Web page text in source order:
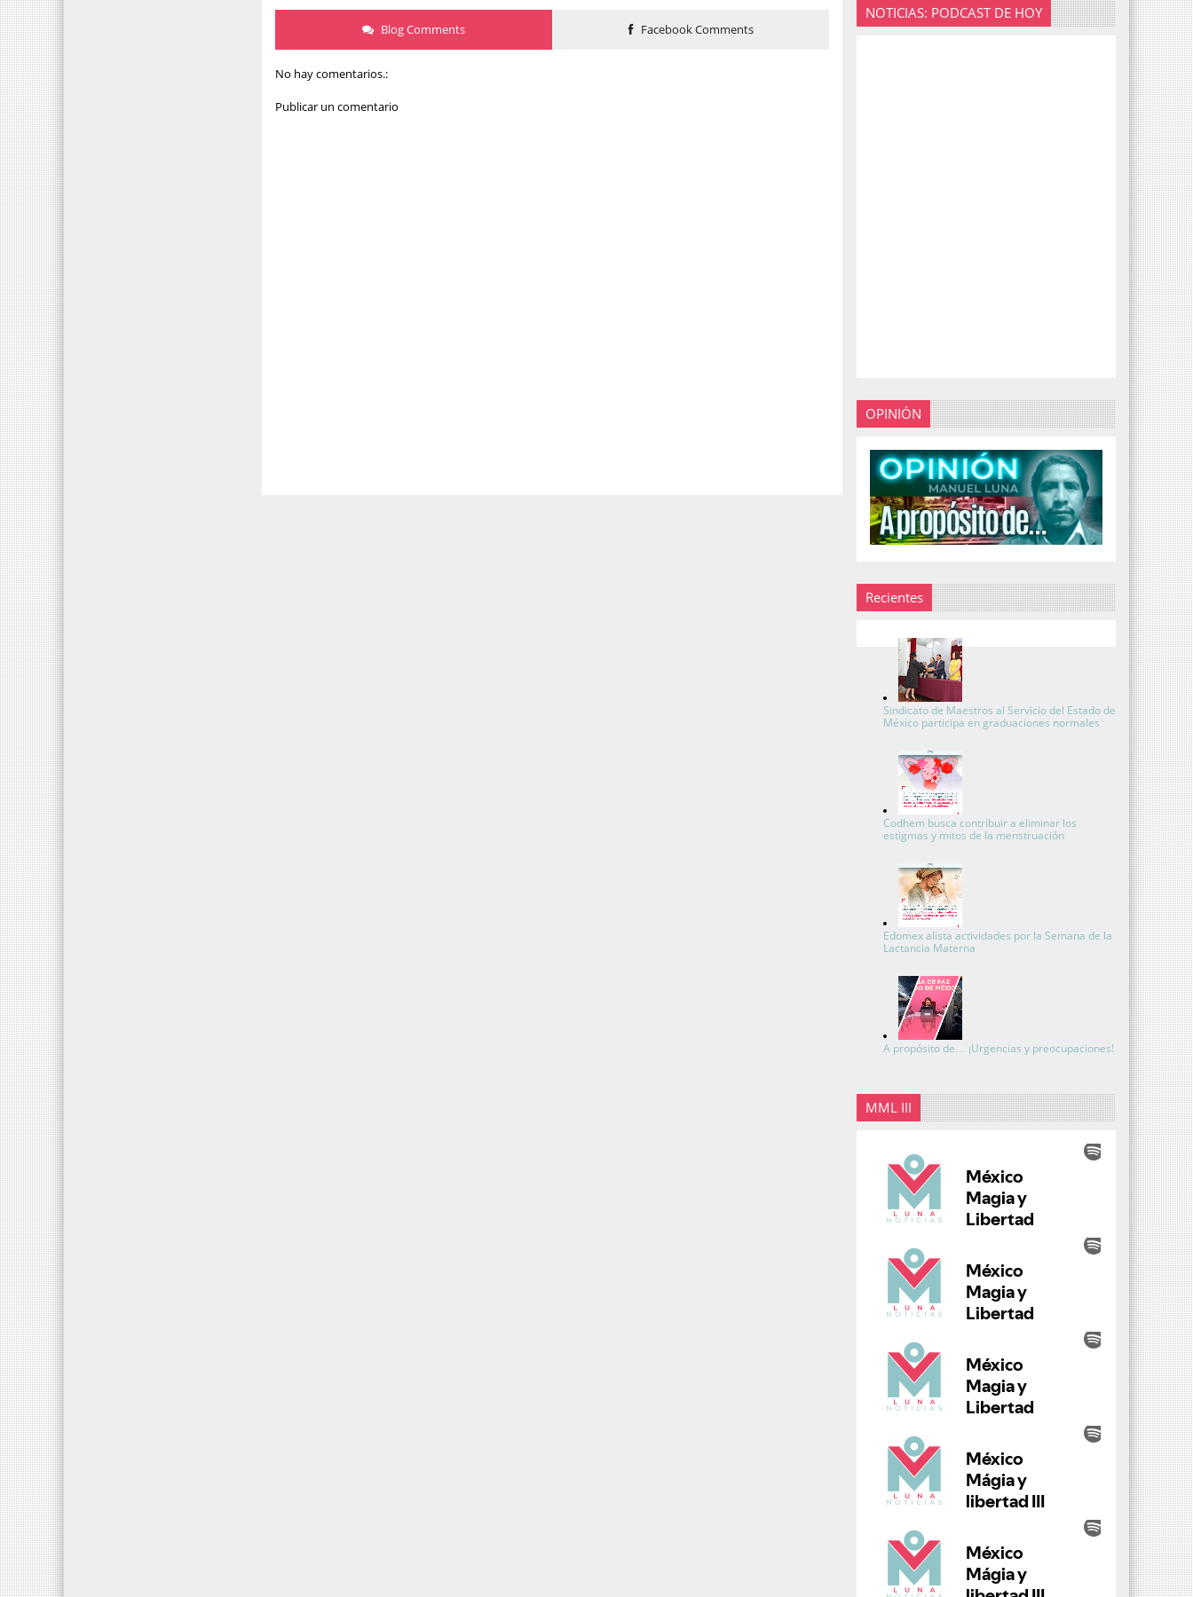
Blog Comments Facebook Comments
No hay comentarios.:
Publicar un comentario
NOTICIAS: PODCAST DE HOY
OPINIÓN
Recientes
Sindicato de Maestros al Servicio del Estado de
México participa en graduaciones normales
Codhem busca contribuir a eliminar los
estigmas y mitos de la menstruación
Edomex alista actividades por la Semana de la
Lactancia Materna
A propósito de… ¡Urgencias y preocupaciones!
MML III